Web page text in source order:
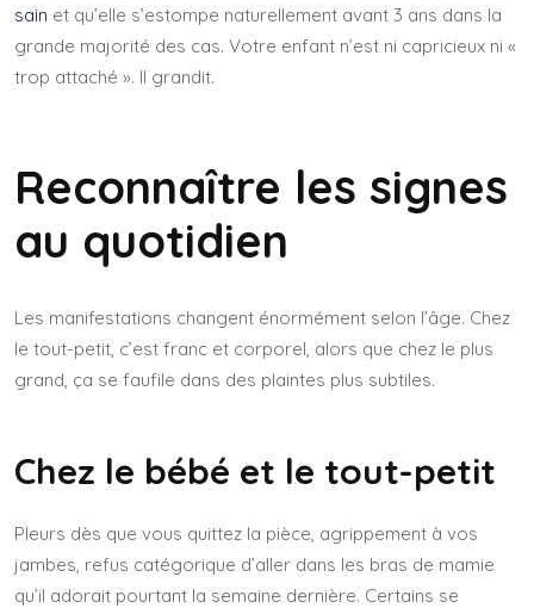
sain et qu’elle s’estompe naturellement avant 3 ans dans la
grande majorité des cas. Votre enfant n’est ni capricieux ni «
trop attaché ». Il grandit.
Reconnaître les signes
au quotidien
Les manifestations changent énormément selon l’âge. Chez
le tout-petit, c’est franc et corporel, alors que chez le plus
grand, ça se faufile dans des plaintes plus subtiles.
Chez le bébé et le tout-petit
Pleurs dès que vous quittez la pièce, agrippement à vos
jambes, refus catégorique d’aller dans les bras de mamie
qu’il adorait pourtant la semaine dernière. Certains se